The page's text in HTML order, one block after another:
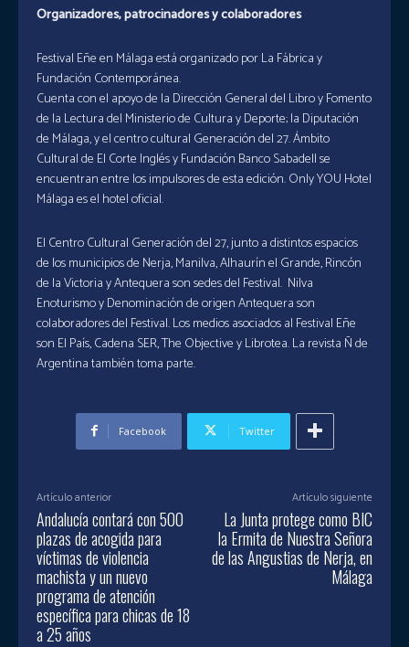
Organizadores, patrocinadores y colaboradores
Festival Eñe en Málaga está organizado por La Fábrica y
Fundación Contemporánea.
Cuenta con el apoyo de la Dirección General del Libro y Fomento
de la Lectura del Ministerio de Cultura y Deporte; la Diputación
de Málaga, y el centro cultural Generación del 27. Ámbito
Cultural de El Corte Inglés y Fundación Banco Sabadell se
encuentran entre los impulsores de esta edición. Only YOU Hotel
Málaga es el hotel oficial.
El Centro Cultural Generación del 27, junto a distintos espacios
de los municipios de Nerja, Manilva, Alhaurín el Grande, Rincón
de la Victoria y Antequera son sedes del Festival. Nilva
Enoturismo y Denominación de origen Antequera son
colaboradores del Festival. Los medios asociados al Festival Eñe
son El País, Cadena SER, The Objective y Librotea. La revista Ñ de
Argentina también toma parte.
Facebook Twitter
Artículo anterior
Andalucía contará con 500
plazas de acogida para
víctimas de violencia
machista y un nuevo
programa de atención
específica para chicas de 18
a 25 años
Artículo siguiente
La Junta protege como BIC
la Ermita de Nuestra Señora
de las Angustias de Nerja, en
Málaga